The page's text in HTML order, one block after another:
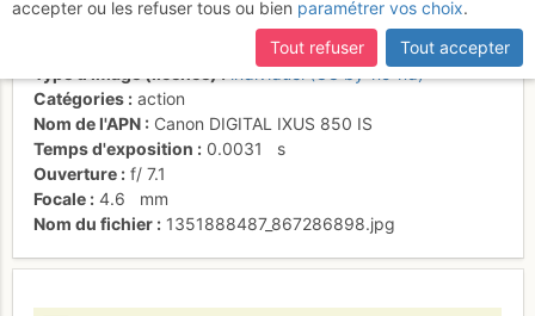
Date/heure
individuel (CC by-nc-nd)
Catégories
action
Nom de l'APN
Canon DIGITAL IXUS 850 IS
Temps d'exposition
0.0031
s
Ouverture
f/ 7.1
Focale
4.6
mm
Nom du fichier
1351888487_867286898.jpg
accepter ou les refuser tous ou bien paramétrer vos choix.
Tout refuser
Tout accepter